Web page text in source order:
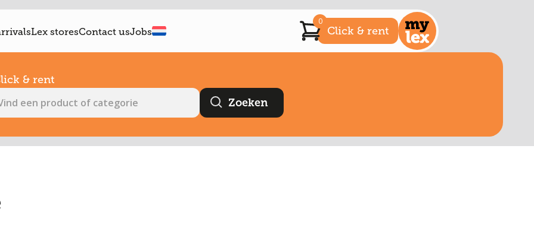
Lex storesContact usJobs
0
Click & rent
& rent